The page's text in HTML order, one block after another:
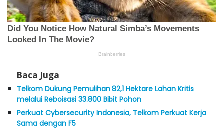
Baca Juga
Telkom Dukung Pemulihan 82,1 Hektare Lahan Kritis
melalui Reboisasi 33.800 Bibit Pohon
Perkuat Cybersecurity Indonesia, Telkom Perkuat Kerja
Sama dengan F5